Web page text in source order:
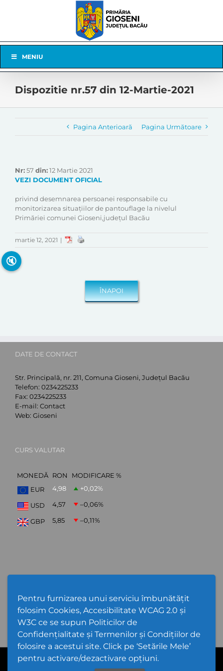
Pentru furnizarea unui serviciu îmbunătățit
folosim Cookies, Accesibilitate WCAG 2.0 și
W3C ce se supun Politicilor de
Confidențialitate și Termenilor și Condițiilor de
folosire a acestui site. Click pe ‘Setările Mele’
pentru activare/dezactivare opțiuni.
Navigation
MENIU
Dispozitie nr.57 din 12-Martie-2021
Pagina Anterioară Pagina Următoare
Nr:57 din:12 Martie 2021
VEZI DOCUMENT OFICIAL
privind desemnarea persoanei responsabile cu
monitorizarea situațiilor de pantouflage la nivelul
Primăriei comunei Gioseni,județul Bacău
martie 12, 2021 |
DATE DE CONTACT
Str. Principală, nr. 211, Comuna Gioseni, Județul Bacău
Telefon: 0234225233
Fax: 0234225233
E-mail: Contact
Web: Gioseni
CURS VALUTAR
MONEDĂ RON
MODIFICARE %
EUR
4,98 +0,02%
USD 4,57 –0,06%
GBP 5,85 –0,11%
Cod Județ 4 | Județul Bacău | Tipul UAT - 14 - C - Comună |
🔇